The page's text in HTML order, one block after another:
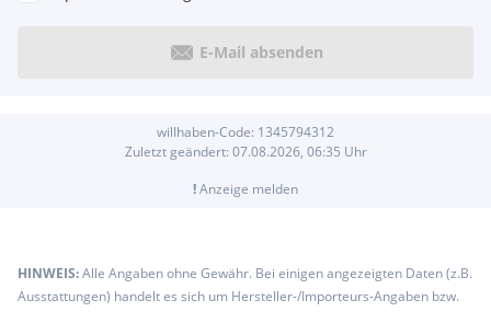
E-Mail absenden
willhaben-Code: 1345794312
Zuletzt geändert: 07.08.2026, 06:35 Uhr
!Anzeige melden
HINWEIS:Alle Angaben ohne Gewähr. Bei einigen angezeigten Daten (z.B.
Ausstattungen) handelt es sich um Hersteller-/Importeurs-Angaben bzw.